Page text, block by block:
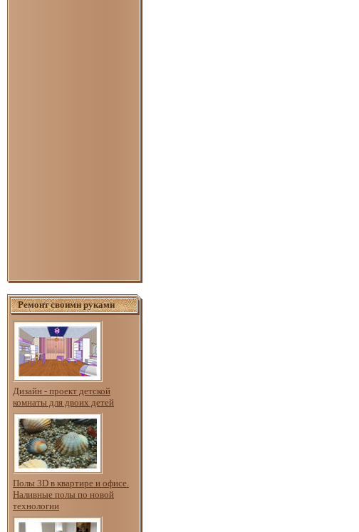
Ремонт своими руками
Дизайн - проект детской
комнаты для двоих детей
Полы 3D в квартире и офисе.
Наливные полы по новой
технологии